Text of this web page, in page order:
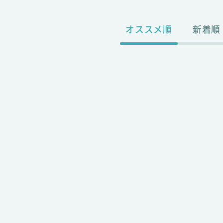
オススメ順 新着順